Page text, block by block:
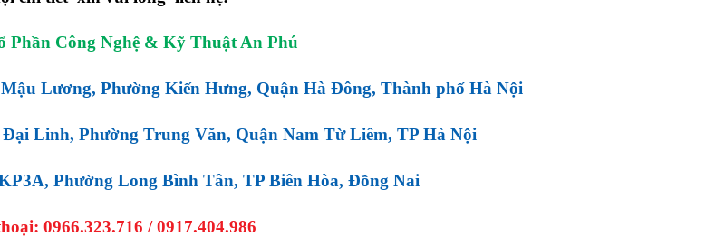
Phần Công Nghệ & Kỹ Thuật An Phú
Lương, Phường Kiến Hưng, Quận Hà Đông, Thành phố Hà Nội
Linh, Phường Trung Văn, Quận Nam Từ Liêm, TP Hà Nội
Phường Long Bình Tân, TP Biên Hòa, Đồng Nai
0966.323.716 / 0917.404.986